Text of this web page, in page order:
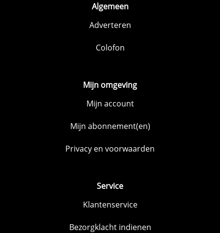
Algemeen
Adverteren
Colofon
Mijn omgeving
Mijn account
Mijn abonnement(en)
Privacy en voorwaarden
Service
Klantenservice
Bezorgklacht indienen